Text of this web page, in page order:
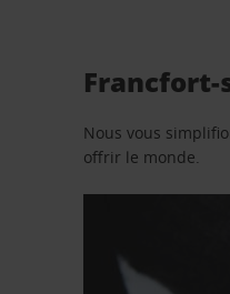
Francfort-
Nous vous
offrir le monde.